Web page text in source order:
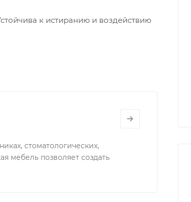
к истиранию и воздействию
стоматологических,
мебель позволяет создать